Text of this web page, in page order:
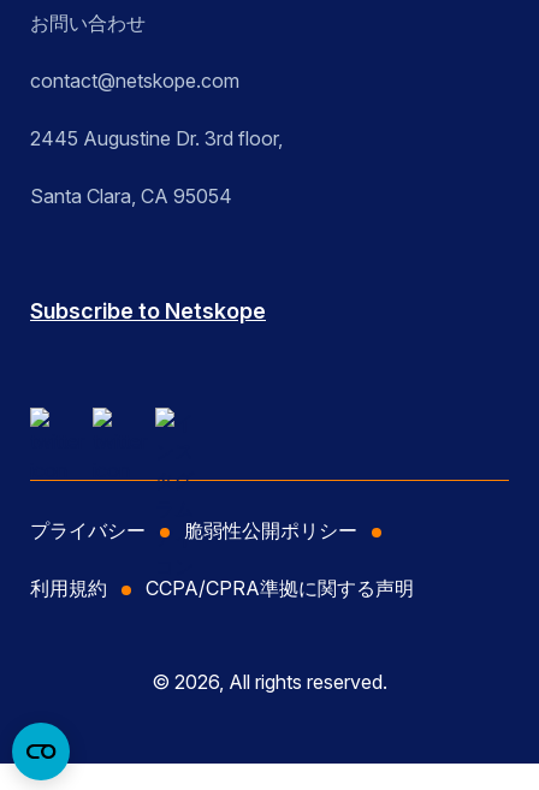
お問い合わせ
contact@netskope.com
2445 Augustine Dr. 3rd floor,
Santa Clara, CA 95054
Subscribe to Netskope
プライバシー 脆弱性公開ポリシー
利用規約 CCPA/CPRA準拠に関する声明
© 2026, All rights reserved.